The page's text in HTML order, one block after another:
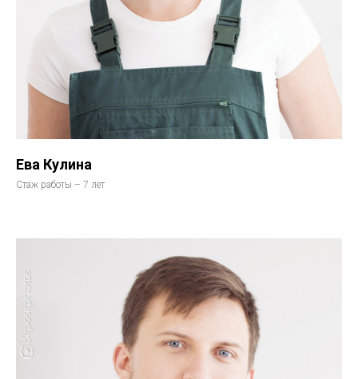
Ева Кулина
Стаж работы – 7 лет